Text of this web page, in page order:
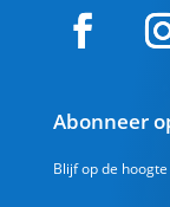
Abonneer
Blijf op de